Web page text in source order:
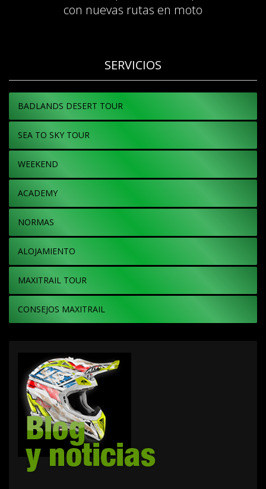
con nuevas rutas en moto
SERVICIOS
BADLANDS DESERT TOUR
SEA TO SKY TOUR
WEEKEND
ACADEMY
NORMAS
ALOJAMIENTO
MAXITRAIL TOUR
CONSEJOS MAXITRAIL